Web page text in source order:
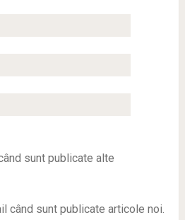
sunt publicate alte
când sunt publicate articole noi.